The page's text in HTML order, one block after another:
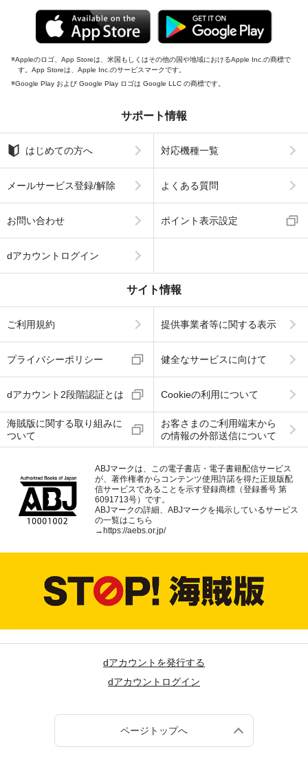
Appleのロゴ、App Storeは、米国もしくはその他の国や地域におけるApple Inc.の商標で
す。App Storeは、Apple Inc.のサービスマークです。
Google Play および Google Play ロゴは Google LLC の商標です。
サポート情報
はじめての方へ 対応機種一覧
メールサービス登録/解除 よくある質問
お問い合わせ ポイント表示設定
dアカウントログイン
サイト情報
ご利用規約 提供事業者等に関する表示
プライバシーポリシー 健全なサービスに向けて
dアカウント2段階認証とは Cookieの利用について
海賊版に関する取り組みに
ついて
お客さまのご利用端末から
の情報の外部送信について
ABJマークは、この電子書店・電子書籍配信サービス
が、著作権者からコンテンツ使用許諾を得た正規版配
信サービスであることを示す登録商標（登録番号 第
6091713号）です。
ABJマークの詳細、ABJマークを掲示しているサービス
の一覧はこちら
→ https://aebs.or.jp/
dアカウントを発行する
dアカウントログイン
ページトップへ